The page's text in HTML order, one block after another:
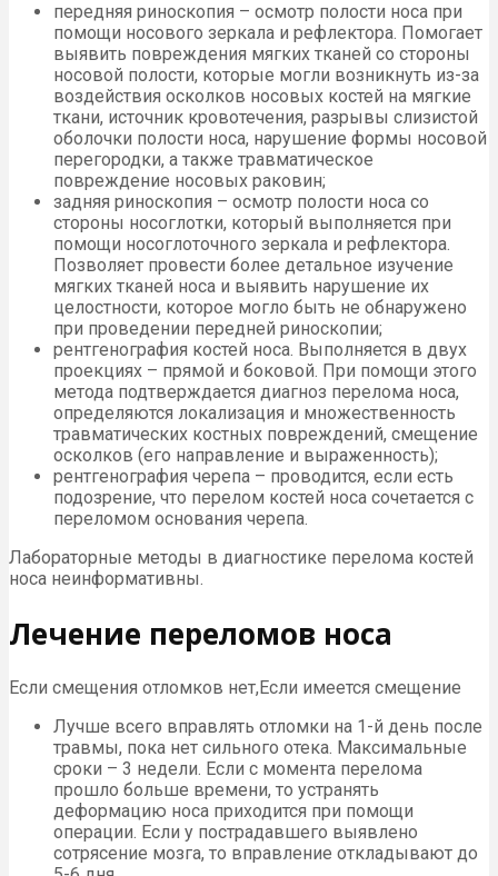
передняя риноскопия – осмотр полости носа при
помощи носового зеркала и рефлектора. Помогает
выявить повреждения мягких тканей со стороны
носовой полости, которые могли возникнуть из-за
воздействия осколков носовых костей на мягкие
ткани, источник кровотечения, разрывы слизистой
оболочки полости носа, нарушение формы носовой
перегородки, а также травматическое
повреждение носовых раковин;
задняя риноскопия – осмотр полости носа со
стороны носоглотки, который выполняется при
помощи носоглоточного зеркала и рефлектора.
Позволяет провести более детальное изучение
мягких тканей носа и выявить нарушение их
целостности, которое могло быть не обнаружено
при проведении передней риноскопии;
рентгенография костей носа. Выполняется в двух
проекциях – прямой и боковой. При помощи этого
метода подтверждается диагноз перелома носа,
определяются локализация и множественность
травматических костных повреждений, смещение
осколков (его направление и выраженность);
рентгенография черепа – проводится, если есть
подозрение, что перелом костей носа сочетается с
переломом основания черепа.
Лабораторные методы в диагностике перелома костей
носа неинформативны.
Лечение переломов носа
Если смещения отломков нет,Если имеется смещение
Лучше всего вправлять отломки на 1-й день после
травмы, пока нет сильного отека. Максимальные
сроки – 3 недели. Если с момента перелома
прошло больше времени, то устранять
деформацию носа приходится при помощи
операции. Если у пострадавшего выявлено
сотрясение мозга, то вправление откладывают до